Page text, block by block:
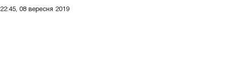
22:45, 08 вересня 2019